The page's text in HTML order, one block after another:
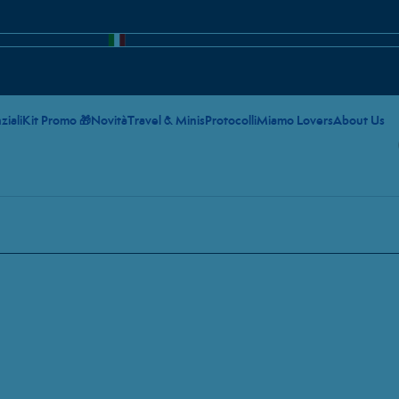
Kit Promo 🎁NovitàTravel & MinisProtocolliMiamo LoversAbout Us